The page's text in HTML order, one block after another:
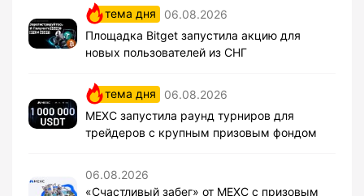
тема дня
06.08.2026
Площадка Bitget запустила акцию для
новых пользователей из СНГ
тема дня
06.08.2026
MEXC запустила раунд турниров для
трейдеров с крупным призовым фондом
06.08.2026
«Счастливый забег» от MEXC с призовым